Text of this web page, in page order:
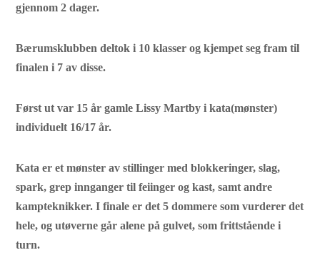
gjennom 2 dager.
Bærumsklubben deltok i 10 klasser og kjempet seg fram til
finalen i 7 av disse.
Først ut var 15 år gamle Lissy Martby i kata(mønster)
individuelt 16/17 år.
Kata er et mønster av stillinger med blokkeringer, slag,
spark, grep innganger til feiinger og kast, samt andre
kampteknikker. I finale er det 5 dommere som vurderer det
hele, og utøverne går alene på gulvet, som frittstående i
turn.